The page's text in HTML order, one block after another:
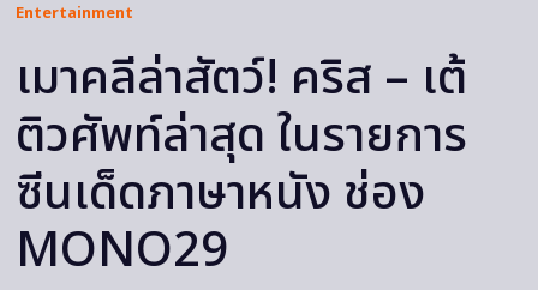
Entertainment
เมาคลีล่าสัตว์! คริส – เต้
ติวศัพท์ล่าสุด ในรายการ
ซีนเด็ดภาษาหนัง ช่อง
MONO29